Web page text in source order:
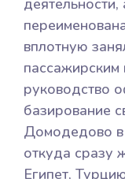
вплотную
руководство
базирование
Домодедово
откуда сразу
Египет,